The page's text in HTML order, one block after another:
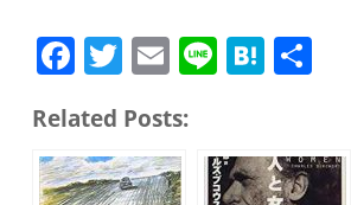
Fa
bo
ok
T
tte
r
E
ail
Li H
a
Related Posts: